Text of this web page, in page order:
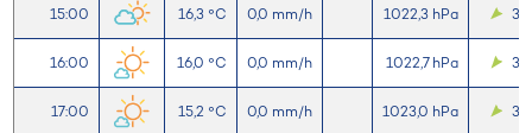
15:00 16,3 °C 0,0 mm/h 1022,3 hPa 3,2
16:00 16,0 °C 0,0 mm/h 1022,7 hPa 3,5
17:00 15,2 °C 0,0 mm/h 1023,0 hPa 3,5